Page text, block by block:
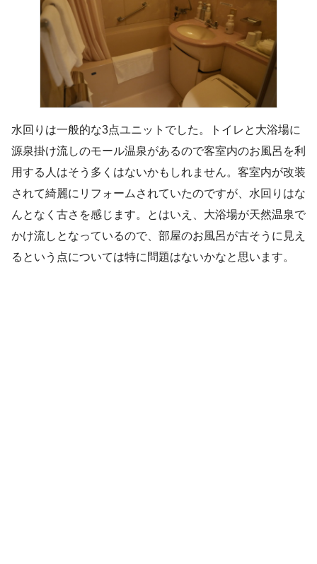
水回りは一般的な3点ユニットでした。トイレと大浴場に
源泉掛け流しのモール温泉があるので客室内のお風呂を利
用する人はそう多くはないかもしれません。客室内が改装
されて綺麗にリフォームされていたのですが、水回りはな
んとなく古さを感じます。とはいえ、大浴場が天然温泉で
かけ流しとなっているので、部屋のお風呂が古そうに見え
るという点については特に問題はないかなと思います。